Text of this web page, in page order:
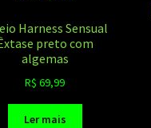
Harness Sensual
preto com
algemas
R$ 69,99
Ler mais